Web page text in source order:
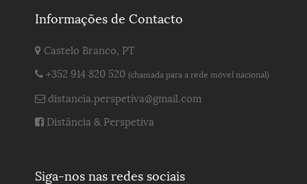
Informações de Contacto
Castelo Branco, PT
+352 914 820 520 (chamada para a rede móvel nacional)
distancia.perspetiva@gmail.com
Distância & Perspetiva
Siga-nos nas redes sociais